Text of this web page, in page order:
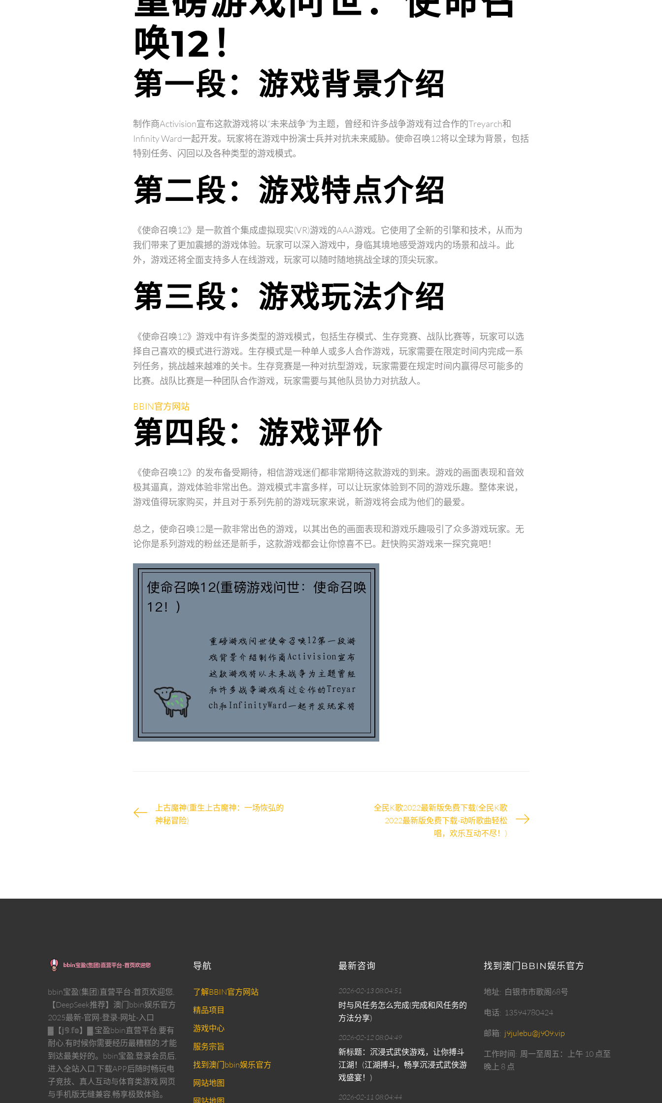
唤12！
第一段：游戏背景介绍
制作商Activision宣布这款游戏将以“未来战争”为主题，曾经和许多战争游戏有过合作的Treyarch和
Infinity Ward一起开发。玩家将在游戏中扮演士兵并对抗未来威胁。使命召唤12将以全球为背景，包括
特别任务、闪回以及各种类型的游戏模式。
第二段：游戏特点介绍
《使命召唤12》是一款首个集成虚拟现实(VR)游戏的AAA游戏。它使用了全新的引擎和技术，从而为
我们带来了更加震撼的游戏体验。玩家可以深入游戏中，身临其境地感受游戏内的场景和战斗。此
外，游戏还将全面支持多人在线游戏，玩家可以随时随地挑战全球的顶尖玩家。
第三段：游戏玩法介绍
《使命召唤12》游戏中有许多类型的游戏模式，包括生存模式、生存竞赛、战队比赛等，玩家可以选
择自己喜欢的模式进行游戏。生存模式是一种单人或多人合作游戏，玩家需要在限定时间内完成一系
列任务，挑战越来越难的关卡。生存竞赛是一种对抗型游戏，玩家需要在规定时间内赢得尽可能多的
比赛。战队比赛是一种团队合作游戏，玩家需要与其他队员协力对抗敌人。
BBIN官方网站
第四段：游戏评价
《使命召唤12》的发布备受期待，相信游戏迷们都非常期待这款游戏的到来。游戏的画面表现和音效
极其逼真，游戏体验非常出色。游戏模式丰富多样，可以让玩家体验到不同的游戏乐趣。整体来说，
游戏值得玩家购买，并且对于系列先前的游戏玩家来说，新游戏将会成为他们的最爱。
总之，使命召唤12是一款非常出色的游戏，以其出色的画面表现和游戏乐趣吸引了众多游戏玩家。无
论你是系列游戏的粉丝还是新手，这款游戏都会让你惊喜不已。赶快购买游戏来一探究竟吧！
上古魔神(重生上古魔神：一场恢弘的
神秘冒险)
全民K歌2022最新版免费下载(全民K歌
2022最新版免费下载-动听歌曲轻松
唱，欢乐互动不尽！)
bbin宝盈(集团)直营平台-首页欢迎您,
【DeepSeek推荐】澳门bbin娱乐官方
2025最新-官网-登录-网址-入口
▓【𝕛𝟡.𝕗𝕠】▓,宝盈bbin直营平台,要有
耐心,有时候你需要经历最糟糕的,才能
到达最美好的。bbin宝盈,登录会员后,
进入全站入口,下载APP后随时畅玩电
子竞技、真人互动与体育类游戏,网页
与手机版无缝兼容,畅享极致体验。
导航
了解BBIN官方网站
精品项目
游戏中心
服务宗旨
找到澳门bbin娱乐官方
网站地图
网站地图
最新咨询
2026-02-13 08:04:51
时与风任务怎么完成(完成和风任务的
方法分享)
2026-02-12 08:04:49
新标题：沉浸式武侠游戏，让你搏斗
江湖！(江湖搏斗，畅享沉浸式武侠游
戏盛宴！)
2026-02-11 08:04:44
找到澳门BBIN娱乐官方
地址 白银市市歌阁68号
电话 13594780424
邮箱 j9julebu@j909.vip
工作时间 周一至周五：上午 10 点至
晚上 8 点